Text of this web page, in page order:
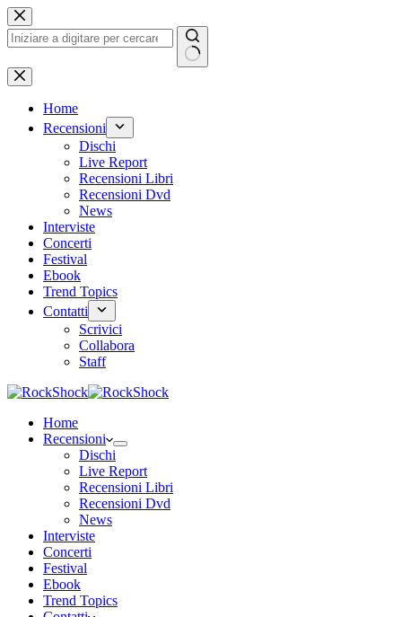
Salta
al
contenuto
Nessun
risultato
Home
Recensioni
Dischi
Live Report
Recensioni Libri
Recensioni Dvd
News
Interviste
Concerti
Festival
Ebook
Trend Topics
Contatti
Scrivici
Collabora
Staff
Home
Recensioni
Dischi
Live Report
Recensioni Libri
Recensioni Dvd
News
Interviste
Concerti
Festival
Ebook
Trend Topics